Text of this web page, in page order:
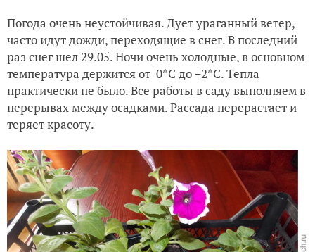
Погода очень неустойчивая. Дует ураганный ветер,
часто идут дожди, переходящие в снег. В последний
раз снег шел 29.05. Ночи очень холодные, в основном
температура держится от 0*С до +2*С. Тепла
практически не было. Все работы в саду выполняем в
перерывах между осадками. Рассада перерастает и
теряет красоту.